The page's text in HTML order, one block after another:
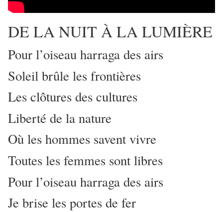
DE LA NUIT À LA LUMIÈRE
Pour l’oiseau harraga des airs
Soleil brûle les frontières
Les clôtures des cultures
Liberté de la nature
Où les hommes savent vivre
Toutes les femmes sont libres
Pour l’oiseau harraga des airs
Je brise les portes de fer